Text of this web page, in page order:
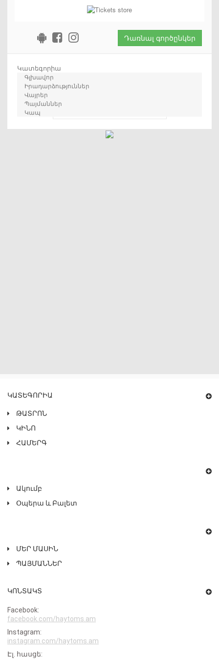
Դառնալ գործընկեր
Կատեգորիա
Գլխավոր
Իրադարձություններ
Վայրեր
Պայմաններ
Կապ
որոնում
ԿԱՏԵԳՈՐԻԱ
ԹԱՏՐՈՆ
ԿԻՆՈ
ՀԱՄԵՐԳ
Ակումբ
Օպերա ԵՒ Բալետ
ՄԵՐ ՄԱՍԻՆ
ՊԱՅՄԱՆՆԵՐ
ԿՈՆՏԱԿՏ
Facebook:
facebook.com/haytoms.am
Instagram:
instagram.com/haytoms.am
Էլ․ հասցե: